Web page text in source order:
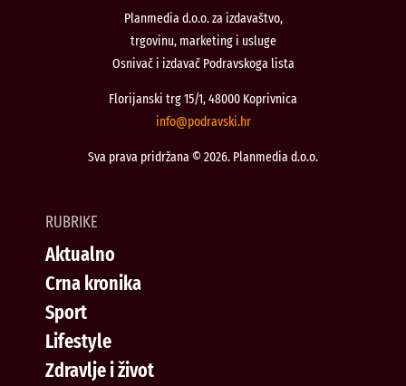
Planmedia d.o.o. za izdavaštvo,
trgovinu, marketing i usluge
Osnivač i izdavač Podravskoga lista
Florijanski trg 15/1, 48000 Koprivnica
rh.iksvardop
@ofni
Sva prava pridržana © 2026. Planmedia d.o.o.
RUBRIKE
Aktualno
Crna kronika
Sport
Lifestyle
Zdravlje i život